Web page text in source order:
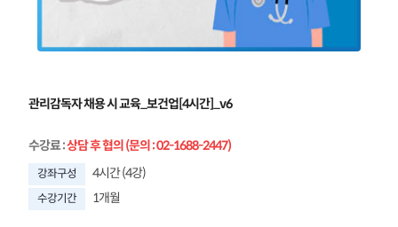
관리감독자 채용 시 교육_보건업[4시간]_v6
수강료:상담 후 협의 (문의 : 02-1688-2447)
강좌구성 4시간 (4강)
수강기간 1개월